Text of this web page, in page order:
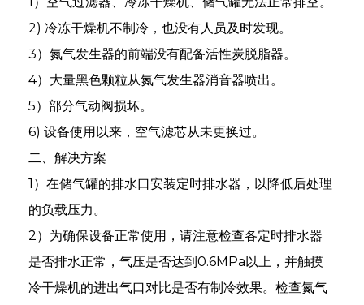
2) 冷冻干燥机不制冷，也没有人员及时发现。
3）氮气发生器的前端没有配备活性炭脱脂器。
4）大量黑色颗粒从氮气发生器消音器喷出。
5）部分气动阀损坏。
6) 设备使用以来，空气滤芯从未更换过。
二、解决方案
1）在储气罐的排水口安装定时排水器，以降低后处理
的负载压力。
2）为确保设备正常使用，请注意检查各定时排水器
是否排水正常，气压是否达到0.6MPa以上，并触摸
冷干燥机的进出气口对比是否有制冷效果。检查氮气